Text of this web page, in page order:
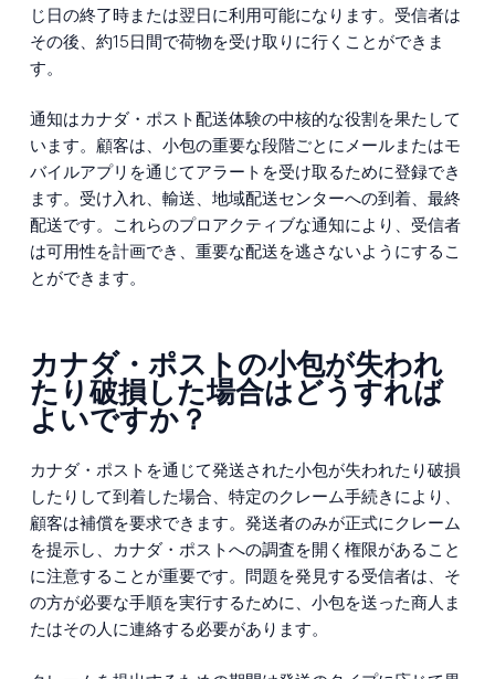
じ日の終了時または翌日に利用可能になります。受信者は
その後、約15日間で荷物を受け取りに行くことができま
す。
通知はカナダ・ポスト配送体験の中核的な役割を果たして
います。顧客は、小包の重要な段階ごとにメールまたはモ
バイルアプリを通じてアラートを受け取るために登録でき
ます。受け入れ、輸送、地域配送センターへの到着、最終
配送です。これらのプロアクティブな通知により、受信者
は可用性を計画でき、重要な配送を逃さないようにするこ
とができます。
カナダ・ポストの小包が失われ
たり破損した場合はどうすれば
よいですか？
カナダ・ポストを通じて発送された小包が失われたり破損
したりして到着した場合、特定のクレーム手続きにより、
顧客は補償を要求できます。発送者のみが正式にクレーム
を提示し、カナダ・ポストへの調査を開く権限があること
に注意することが重要です。問題を発見する受信者は、そ
の方が必要な手順を実行するために、小包を送った商人ま
たはその人に連絡する必要があります。